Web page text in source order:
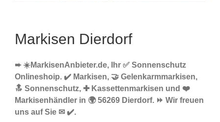
Markisen Dierdorf
➨ ☀️MarkisenAnbieter.de, Ihr ✅ Sonnenschutz
Onlineshoip. ✔️ Markisen, 🤝 Gelenkarmmarkisen,
🔝 Sonnenschutz, ✚ Kassettenmarkisen und ❤️
Markisenhändler in 🌍 56269 Dierdorf. ⏩ Wir freuen
uns auf Sie ✉ ✔️.